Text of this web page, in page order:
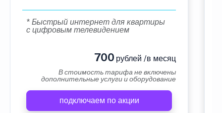
* Быстрый интернет для квартиры
с цифровым телевидением
700 рублей /в месяц
В стоимость тарифа не включены
дополнительные услуги и оборудование
подключаем по акции